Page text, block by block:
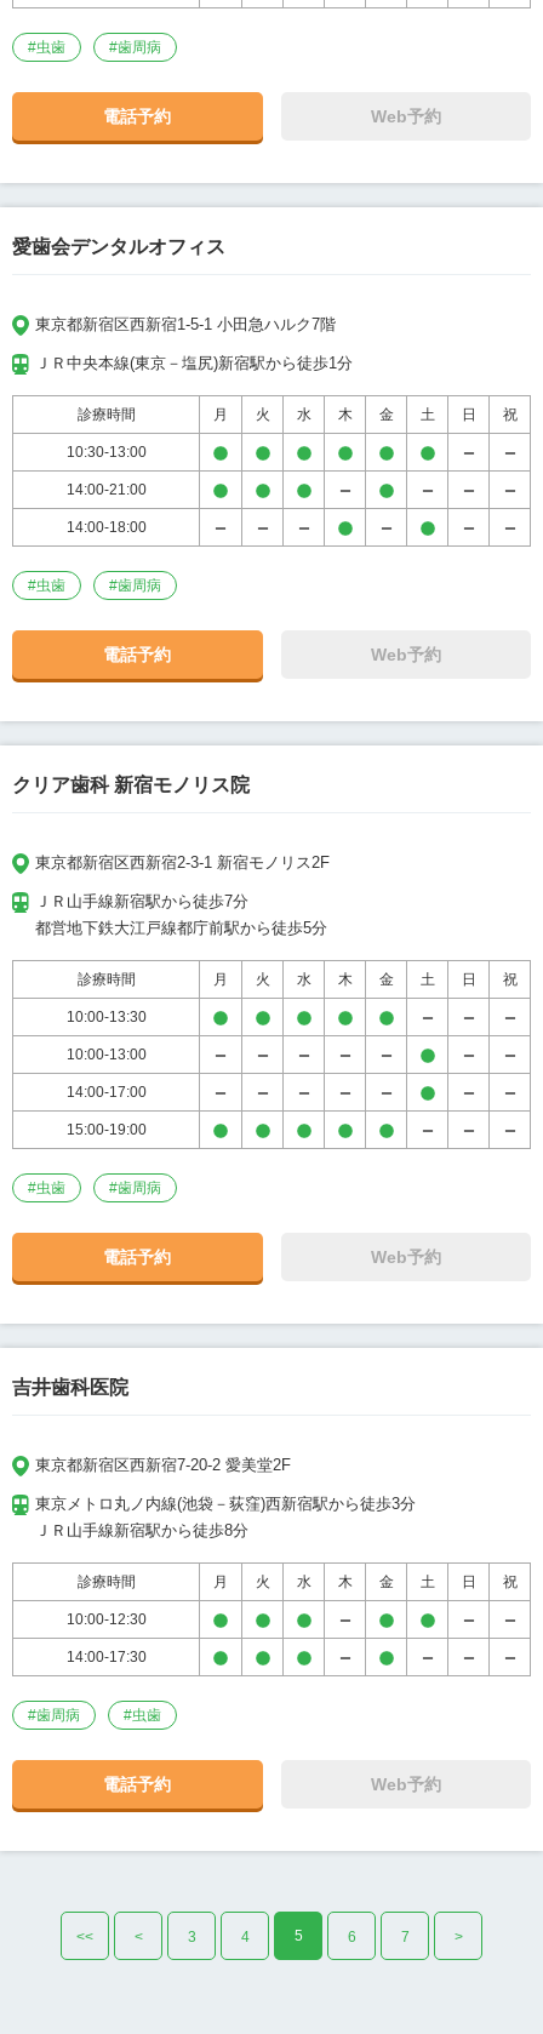
#虫歯 #歯周病
電話予約 Web予約
愛歯会デンタルオフィス
東京都新宿区西新宿1-5-1 小田急ハルク7階
ＪＲ中央本線(東京－塩尻)新宿駅から徒歩1分
診療時間 月 火 水 木 金 土 日 祝
10:30-13:00
14:00-21:00
14:00-18:00
#虫歯 #歯周病
電話予約 Web予約
クリア歯科 新宿モノリス院
東京都新宿区西新宿2-3-1 新宿モノリス2F
ＪＲ山手線新宿駅から徒歩7分
都営地下鉄大江戸線都庁前駅から徒歩5分
診療時間 月 火 水 木 金 土 日 祝
10:00-13:30
10:00-13:00
14:00-17:00
15:00-19:00
#虫歯 #歯周病
電話予約 Web予約
吉井歯科医院
東京都新宿区西新宿7-20-2 愛美堂2F
東京メトロ丸ノ内線(池袋－荻窪)西新宿駅から徒歩3分
ＪＲ山手線新宿駅から徒歩8分
診療時間 月 火 水 木 金 土 日 祝
10:00-12:30
14:00-17:30
#歯周病 #虫歯
電話予約 Web予約
<< < 3 4 5 6 7 >